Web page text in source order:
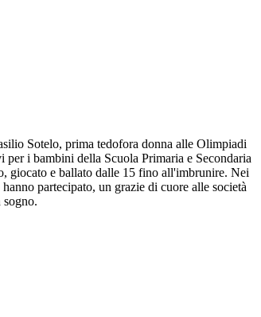
Sotelo, prima tedofora donna alle Olimpiadi
i bambini della Scuola Primaria e Secondaria
giocato e ballato dalle 15 fino all'imbrunire. Nei
partecipato, un grazie di cuore alle società
sogno.